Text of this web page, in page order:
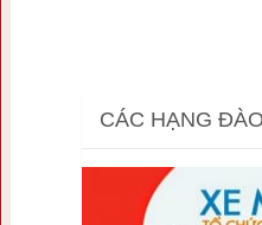
CÁC HẠNG